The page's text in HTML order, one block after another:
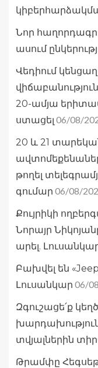
Նոր
ասում
Վեդիում
20-ամյա
ստացել 06/08/
20 և 21
թողել
գումար 06/08/
Քույրիկի
Նորայր
արել.
Բախվել են
Լուսանկար 06/
Զգուշացե՛ք
տվյալներին
Թրամփը